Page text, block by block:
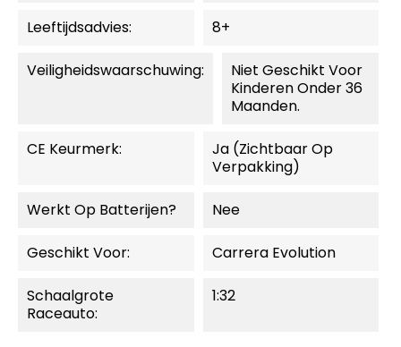
Leeftijdsadvies: 8+
Veiligheidswaarschuwing:
Niet Geschikt Voor
Kinderen Onder 36
Maanden.
CE Keurmerk:
Ja (zichtbaar Op
Verpakking)
Werkt Op Batterijen? Nee
Geschikt Voor: Carrera Evolution
Schaalgrote
Raceauto:
1:32